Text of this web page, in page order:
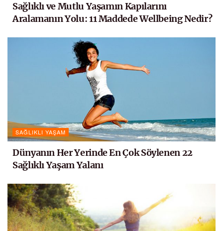
Sağlıklı ve Mutlu Yaşamın Kapılarını
Aralamanın Yolu: 11 Maddede Wellbeing Nedir?
SAĞLIKLI YAŞAM
Dünyanın Her Yerinde En Çok Söylenen 22
Sağlıklı Yaşam Yalanı